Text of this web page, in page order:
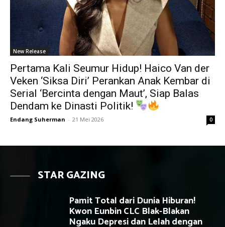
New Release
Pertama Kali Seumur Hidup! Haico Van der
Veken ‘Siksa Diri’ Perankan Anak Kembar di
Serial ‘Bercinta dengan Maut’, Siap Balas
Dendam ke Dinasti Politik!
Endang Suherman - 21 Mei 2026 0
STAR GAZING
Pamit Total dari Dunia Hiburan!
Kwon Eunbin CLC Blak-Blakan
Ngaku Depresi dan Lelah dengan